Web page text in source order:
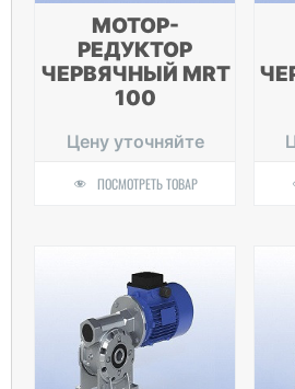
МОТОР-
РЕДУКТОР
ЧЕРВЯЧНЫЙ MRT
100
Цену уточняйте
ПОСМОТРЕТЬ ТОВАР